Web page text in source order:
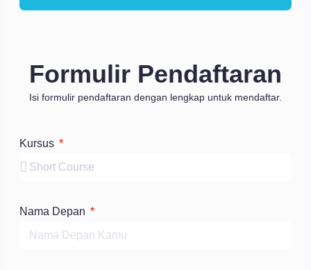
Formulir Pendaftaran
Isi formulir pendaftaran dengan lengkap untuk mendaftar.
Kursus
Nama Depan